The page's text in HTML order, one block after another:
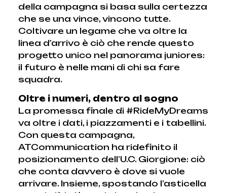
della campagna si basa sulla certezza
che se una vince, vincono tutte.
Coltivare un legame che va oltre la
linea d’arrivo è ciò che rende questo
progetto unico nel panorama juniores:
il futuro è nelle mani di chi sa fare
squadra.
Oltre i numeri, dentro al sogno
La promessa finale di #RideMyDreams
va oltre i dati, i piazzamenti e i tabellini.
Con questa campagna,
ATCommunication ha ridefinito il
posizionamento dell’U.C. Giorgione: ciò
che conta davvero è dove si vuole
arrivare. Insieme, spostando l’asticella